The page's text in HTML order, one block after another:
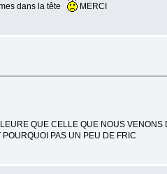
dans la tête
MERCI
QUE CELLE QUE NOUS VENONS
PAS UN PEU DE FRIC